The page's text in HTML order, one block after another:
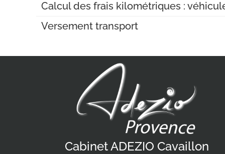
Calcul des frais kilométriques :
Versement transport
Cabinet ADEZIO Cavaillon
Previous